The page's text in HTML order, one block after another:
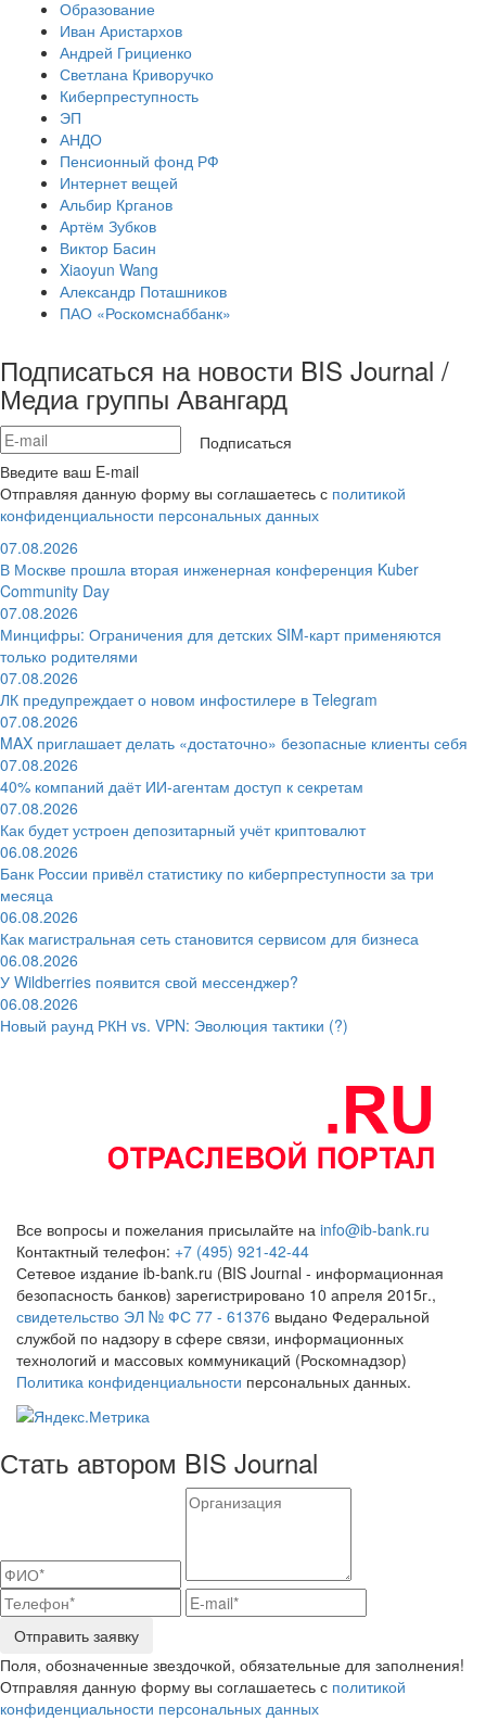
Образование
Иван Аристархов
Андрей Грициенко
Светлана Криворучко
Киберпреступность
ЭП
АНДО
Пенсионный фонд РФ
Интернет вещей
Альбир Крганов
Артём Зубков
Виктор Басин
Xiaoyun Wang
Александр Поташников
ПАО «Роскомснаббанк»
Подписаться на новости BIS Journal /
Медиа группы Авангард
Подписаться
Введите ваш E-mail
Отправляя данную форму вы соглашаетесь с политикой
конфиденциальности персональных данных
07.08.2026
В Москве прошла вторая инженерная конференция Kuber
Community Day
07.08.2026
Минцифры: Ограничения для детских SIM-карт применяются
только родителями
07.08.2026
ЛК предупреждает о новом инфостилере в Telegram
07.08.2026
MAX приглашает делать «достаточно» безопасные клиенты себя
07.08.2026
40% компаний даёт ИИ‑агентам доступ к секретам
07.08.2026
Как будет устроен депозитарный учёт криптовалют
06.08.2026
Банк России привёл статистику по киберпреступности за три
месяца
06.08.2026
Как магистральная сеть становится сервисом для бизнеса
06.08.2026
У Wildberries появится свой мессенджер?
06.08.2026
Новый раунд РКН vs. VPN: Эволюция тактики (?)
Все вопросы и пожелания присылайте на info@ib-bank.ru
Контактный телефон: +7 (495) 921-42-44
Сетевое издание ib-bank.ru (BIS Journal - информационная
безопасность банков) зарегистрировано 10 апреля 2015г.,
свидетельство ЭЛ № ФС 77 - 61376 выдано Федеральной
службой по надзору в сфере связи, информационных
технологий и массовых коммуникаций (Роскомнадзор)
Политика конфиденциальности персональных данных.
Стать автором BIS Journal
Отправить заявку
Поля, обозначенные звездочкой, обязательные для заполнения!
Отправляя данную форму вы соглашаетесь с политикой
конфиденциальности персональных данных